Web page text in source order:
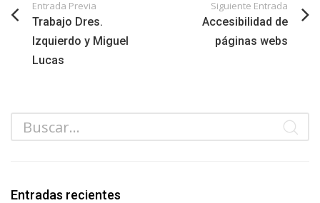
Entrada Previa
Trabajo Dres.
Izquierdo y Miguel
Lucas
Siguiente Entrada
Accesibilidad de
páginas webs
Entradas recientes